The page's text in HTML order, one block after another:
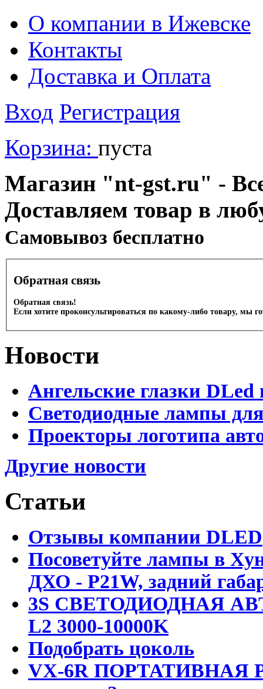
О компании в Ижевске
Контакты
Доставка и Оплата
Вход Регистрация
Корзина: пуста
Магазин "nt-gst.ru" -
Доставляем товар в
Cамовывоз бесплатно
Обратная связь
Обратная связь!
Если хотите проконсультироваться по какому-либо товару, мы
Новости
Ангельские глазки DLed
Светодиодные лампы
Проекторы логотипа
Другие новости
Статьи
Отзывы компании DLED
Посоветуйте лампы в
ДХО - P21W, задний
3S СВЕТОДИОДНАЯ
L2 3000-10000K
Подобрать цоколь
VX-6R ПОРТАТИВНАЯ